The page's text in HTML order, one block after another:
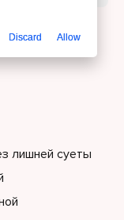
лишней суеты
Discard Allow